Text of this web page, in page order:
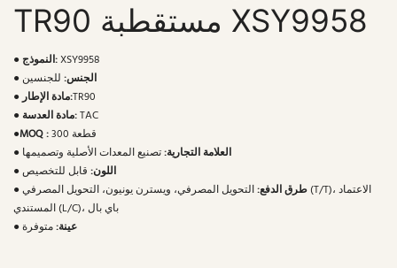
TR90 مستقطبة XSY9958
● النموذج:XSY9958
●
الجنس: للجنسين
●
مادة الإطار:TR90
●
مادة العدسة:TAC
●MOQ :
300 قطعة
●
العلامة التجارية:تصنيع المعدات الأصلية وتصميمها
●
اللون: قابل للتخصيص
●
طرق الدفع:التحويل المصرفي، ويسترن يونيون، التحويل المصرفي (T/T)، الاعتماد
المستندي (L/C)، باي بال
●
عينة:متوفرة